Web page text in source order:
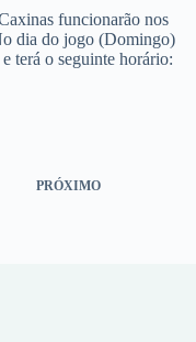
funcionarão nos
dia do jogo (Domingo)
terá o seguinte horário:
PRÓXIMO